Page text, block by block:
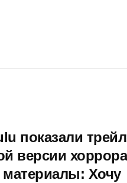
показали
версии хоррора
материалы: Хочу